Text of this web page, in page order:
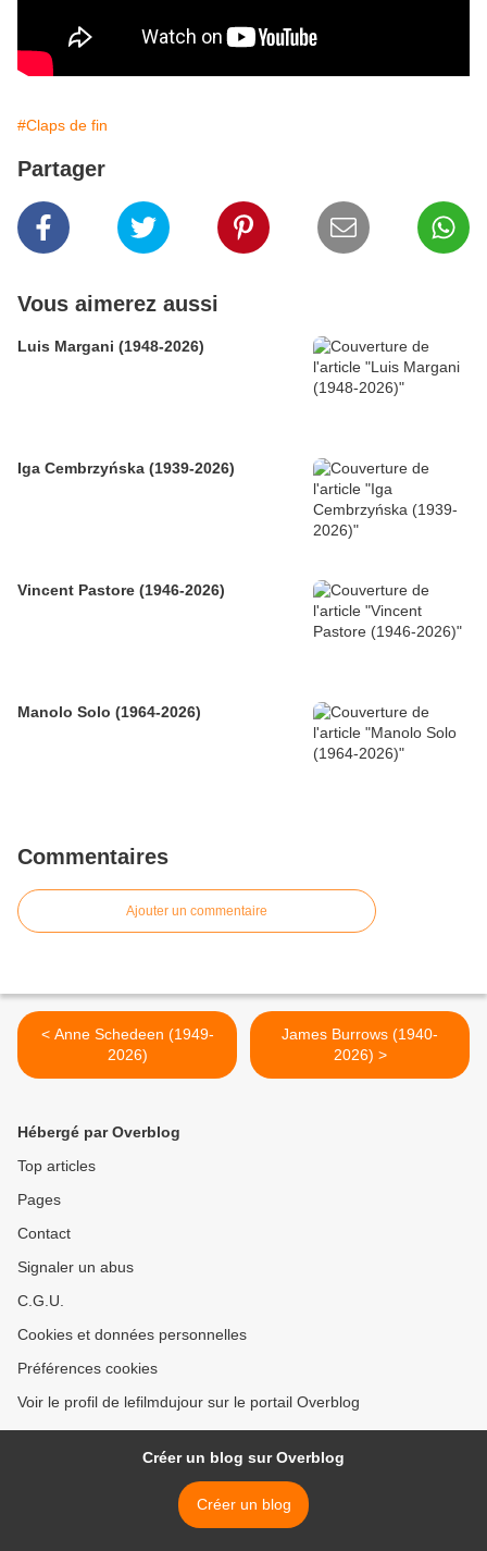
#Claps de fin
Partager
Vous aimerez aussi
Luis Margani (1948-2026)
Iga Cembrzyńska (1939-2026)
Vincent Pastore (1946-2026)
Manolo Solo (1964-2026)
Commentaires
Ajouter un commentaire
< Anne Schedeen (1949-
2026)
James Burrows (1940-
2026) >
Hébergé par Overblog
Top articles
Pages
Contact
Signaler un abus
C.G.U.
Cookies et données personnelles
Préférences cookies
Voir le profil de lefilmdujour sur le portail Overblog
Créer un blog sur Overblog
Créer un blog